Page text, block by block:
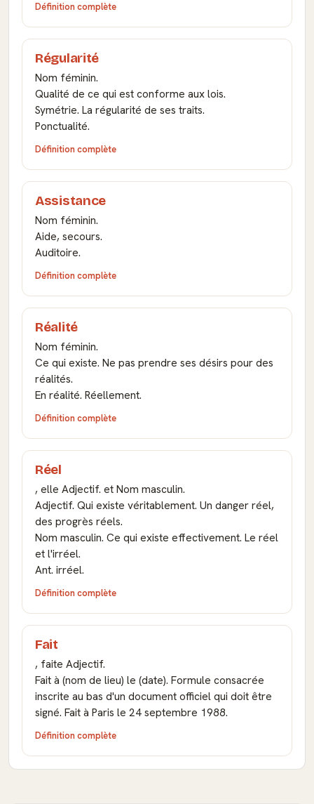
Définition complète
Régularité
Nom féminin.
Qualité de ce qui est conforme aux lois.
Symétrie. La régularité de ses traits.
Ponctualité.
Définition complète
Assistance
Nom féminin.
Aide, secours.
Auditoire.
Définition complète
Réalité
Nom féminin.
Ce qui existe. Ne pas prendre ses désirs pour des
réalités.
En réalité. Réellement.
Définition complète
Réel
, elle Adjectif. et Nom masculin.
Adjectif. Qui existe véritablement. Un danger réel,
des progrès réels.
Nom masculin. Ce qui existe effectivement. Le réel
et l'irréel.
Ant. irréel.
Définition complète
Fait
, faite Adjectif.
Fait à (nom de lieu) le (date). Formule consacrée
inscrite au bas d'un document officiel qui doit être
signé. Fait à Paris le 24 septembre 1988.
Définition complète